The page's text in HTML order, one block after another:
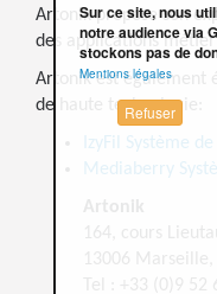
Artonik propose son
des applications
Artonik est également
de haute technologie:
IzyFil Système
Mediaberry
Sur ce site, nous
notre audience via
stockons pas de
Mentions légales
Refuser